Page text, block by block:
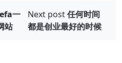
一
站
Next post任何时间
都是创业最好的时候